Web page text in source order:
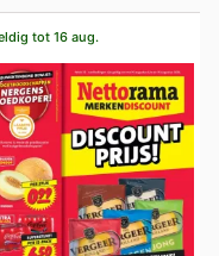
tot 16 aug.